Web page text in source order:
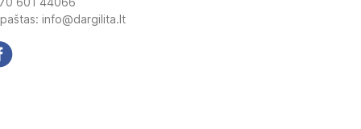
info@dargilita.lt